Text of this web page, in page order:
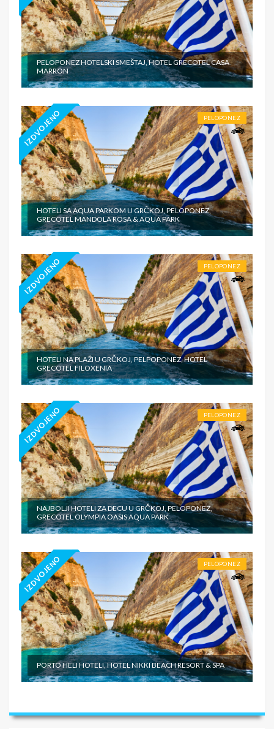
PELOPONEZ HOTELSKI SMEŠTAJ, HOTEL GRECOTEL CASA
MARRON
IZDVOJENO PELOPONEZ
HOTELI SA AQUA PARKOM U GRČKOJ, PELOPONEZ,
GRECOTEL MANDOLA ROSA & AQUA PARK
IZDVOJENO PELOPONEZ
HOTELI NA PLAŽI U GRČKOJ, PELPOPONEZ, HOTEL
GRECOTEL FILOXENIA
IZDVOJENO PELOPONEZ
NAJBOLJI HOTELI ZA DECU U GRČKOJ, PELOPONEZ,
GRECOTEL OLYMPIA OASIS AQUA PARK
IZDVOJENO PELOPONEZ
PORTO HELI HOTELI, HOTEL NIKKI BEACH RESORT & SPA